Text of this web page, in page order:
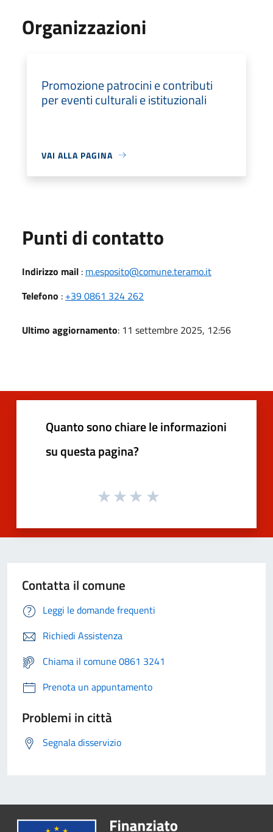
Organizzazioni
Promozione patrocini e contributi
per eventi culturali e istituzionali
VAI ALLA PAGINA
Punti di contatto
Indirizzo mail : m.esposito@comune.teramo.it
Telefono : +39 0861 324 262
Ultimo aggiornamento: 11 settembre 2025, 12:56
Quanto sono chiare le informazioni
su questa pagina?
Contatta il comune
Leggi le domande frequenti
Richiedi Assistenza
Chiama il comune 0861 3241
Prenota un appuntamento
Problemi in città
Segnala disservizio